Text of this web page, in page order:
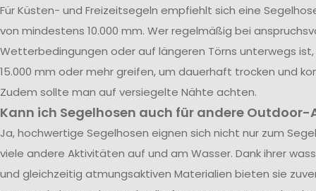
Für Küsten- und Freizeitsegeln empfiehlt sich eine
von mindestens 10.000 mm. Wer regelmäßig bei
Wetterbedingungen oder auf längeren Törns unterwegs
15.000 mm oder mehr greifen, um dauerhaft trocken und
Zudem sollte man auf versiegelte Nähte achten.
Kann ich Segelhosen auch für andere
Ja, hochwertige Segelhosen eignen sich nicht nur zum
viele andere Aktivitäten auf und am Wasser. Dank ihrer
und gleichzeitig atmungsaktiven Materialien bieten sie